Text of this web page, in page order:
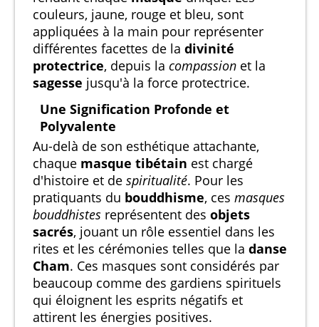
couleurs, jaune, rouge et bleu, sont
appliquées à la main pour représenter
différentes facettes de la divinité
protectrice, depuis la compassion et la
sagesse jusqu'à la force protectrice.
Une Signification Profonde et
Polyvalente
Au-delà de son esthétique attachante,
chaque masque tibétain est chargé
d'histoire et de spiritualité. Pour les
pratiquants du bouddhisme, ces masques
bouddhistes représentent des objets
sacrés, jouant un rôle essentiel dans les
rites et les cérémonies telles que la danse
Cham. Ces masques sont considérés par
beaucoup comme des gardiens spirituels
qui éloignent les esprits négatifs et
attirent les énergies positives.